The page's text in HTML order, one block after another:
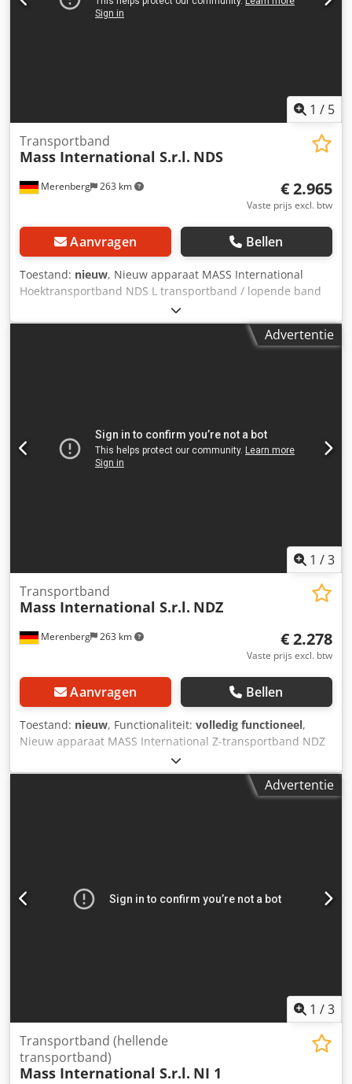
instortdeel Optioneel ook leverbaar als hoektransportband
met Supergrip band en separator (zie laatste twee foto's)
1 / 5
Merenberg 263 km
Transportband
Mass International S.r.l. NDS
€ 2.965
Vaste prijs excl. btw
Aanvragen Bellen
Toestand: nieuw, Nieuw apparaat MASS International
Hoektransportband NDS L transportband / lopende band
Snel leverbaar Hoektransportband met instelbare hoeken
Inclusief paddelscheider en opvangplaten in het
invoergedeelte Voorbeeld zoals afgebeeld: Invoergedeelte
PU band Super Grip Bandsnelheid 3 m/min Verrijdbaar op
zwenkbare stopwielen Zij-opvangplaten in het
invoergedeelte Paddelscheider afzonderlijk bestuurbaar
Advertentie
1 /3
Merenberg 263 km
Transportband
Mass International S.r.l. NDZ
€ 2.278
Vaste prijs excl. btw
Aanvragen Bellen
Toestand: nieuw, Functionaliteit: volledig functioneel,
Nieuw apparaat MASS International Z-transportband NDZ
Hoektransportband / lopende band Korte levertijden
mogelijk Voorbeeld zoals afgebeeld: Hoogteverstelbaar
hoektransportband met verstelbare hoeken NDZ 1
Balkafstand 500 mm Balkhoogte 30 mm Bandsnelheid 3
m/min Standaardbesturing met noodstop/stopknop
Advertentie
1 /3
Transportband (hellende
transportband)
Mass International S.r.l. NI 1